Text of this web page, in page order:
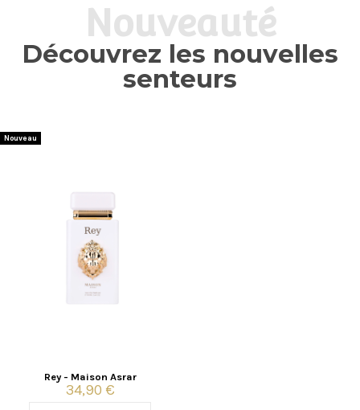
Nouveauté
Découvrez les nouvelles
senteurs
Nouveau
Rey - Maison Asrar
34,90 €